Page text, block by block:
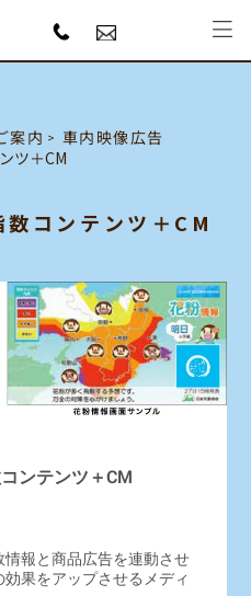
案内 車内映像広告
ツ＋CM
コンテンツ＋CM
ンテンツ＋CM
報と商品広告を連動させ
果をアップさせるメディ